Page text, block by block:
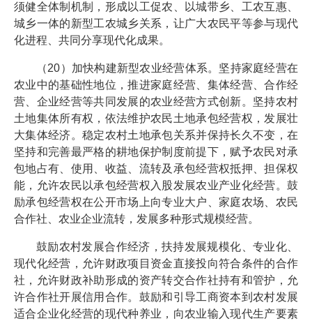
须健全体制机制，形成以工促农、以城带乡、工农互惠、
城乡一体的新型工农城乡关系，让广大农民平等参与现代
化进程、共同分享现代化成果。
（20）加快构建新型农业经营体系。坚持家庭经营在
农业中的基础性地位，推进家庭经营、集体经营、合作经
营、企业经营等共同发展的农业经营方式创新。坚持农村
土地集体所有权，依法维护农民土地承包经营权，发展壮
大集体经济。稳定农村土地承包关系并保持长久不变，在
坚持和完善最严格的耕地保护制度前提下，赋予农民对承
包地占有、使用、收益、流转及承包经营权抵押、担保权
能，允许农民以承包经营权入股发展农业产业化经营。鼓
励承包经营权在公开市场上向专业大户、家庭农场、农民
合作社、农业企业流转，发展多种形式规模经营。
鼓励农村发展合作经济，扶持发展规模化、专业化、
现代化经营，允许财政项目资金直接投向符合条件的合作
社，允许财政补助形成的资产转交合作社持有和管护，允
许合作社开展信用合作。鼓励和引导工商资本到农村发展
适合企业化经营的现代种养业，向农业输入现代生产要素